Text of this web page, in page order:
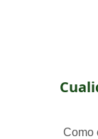
Como